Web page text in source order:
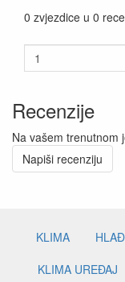
0 zvjezdice u 0
Recenzije
Na vašem trenutnom
Napiši recenziju
KLIMA
KLIMA UREĐAJ